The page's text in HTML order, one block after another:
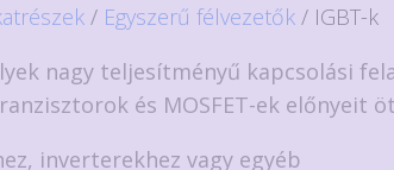
/ Egyszerű félvezetők / IGBT-k
nagy teljesítményű kapcsolási
és MOSFET-ek előnyeit
inverterekhez vagy egyéb